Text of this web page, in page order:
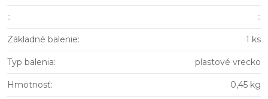
:: ::
Základné balenie: 1 ks
Typ balenia: plastové vrecko
Hmotnosť: 0,45 kg